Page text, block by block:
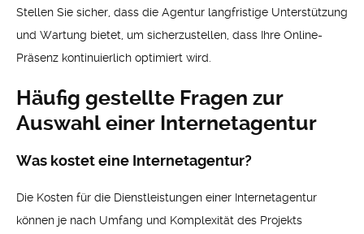
Stellen Sie sicher, dass die Agentur langfristige Unterstützung
und Wartung bietet, um sicherzustellen, dass Ihre Online-
Präsenz kontinuierlich optimiert wird.
Häufig gestellte Fragen zur
Auswahl einer Internetagentur
Was kostet eine Internetagentur?
Die Kosten für die Dienstleistungen einer Internetagentur
können je nach Umfang und Komplexität des Projekts